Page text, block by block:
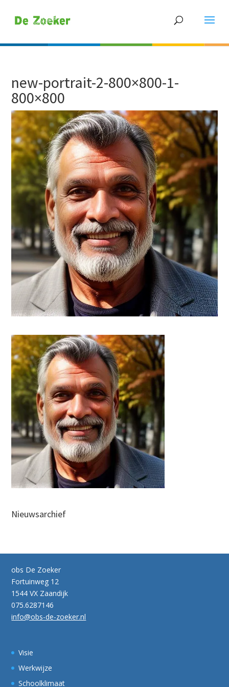
new-portrait-2-800×800-1-
800×800
Nieuwsarchief
obs De Zoeker
Fortuinweg 12
1544 VX Zaandijk
075.6287146
info@obs-de-zoeker.nl
Visie
Werkwijze
Schoolklimaat